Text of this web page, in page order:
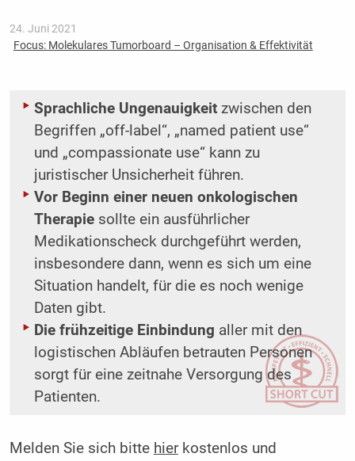
24. Juni 2021
Focus: Molekulares Tumorboard – Organisation & Effektivität
Sprachliche Ungenauigkeitzwischen den
Begriffen „off-label“, „named patient use“
und „compassionate use“ kann zu
juristischer Unsicherheit führen.
Vor Beginn einer neuen onkologischen
Therapiesollte ein ausführlicher
Medikationscheck durchgeführt werden,
insbesondere dann, wenn es sich um eine
Situation handelt, für die es noch wenige
Daten gibt.
Die frühzeitige Einbindung aller mit den
logistischen Abläufen betrauten Personen
sorgt für eine zeitnahe Versorgung des
Patienten.
Melden Sie sich bitte hierkostenlos und